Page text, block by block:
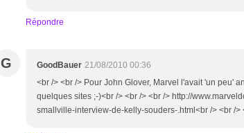
Répondre
G GoodBauer 21/08/2010 00:36
<br /> <br /> Pour John Glover, Marvel l'avait 'un peu'
quelques sites ;-)<br /> <br /> <br /> http://
smallville-interview-de-kelly-souders-.html<br /> <br />